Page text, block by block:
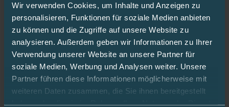
Wir verwenden Cookies, um Inhalte und Anzeigen zu
personalisieren, Funktionen für soziale Medien anbieten
zu können und die Zugriffe auf unsere Website zu
analysieren. Außerdem geben wir Informationen zu Ihrer
Verwendung unserer Website an unsere Partner für
soziale Medien, Werbung und Analysen weiter. Unsere
Partner führen diese Informationen möglicherweise mit
weiteren Daten zusammen, die Sie ihnen bereitgestellt
Die pflegende Fußcreme mit Shea-Butter und Urea -
ideal zur Behandlung extrem trockener Fußhaut
inkl. 19% MwSt., zzgl.Versandkosten
Auf Lager
Details ansehen